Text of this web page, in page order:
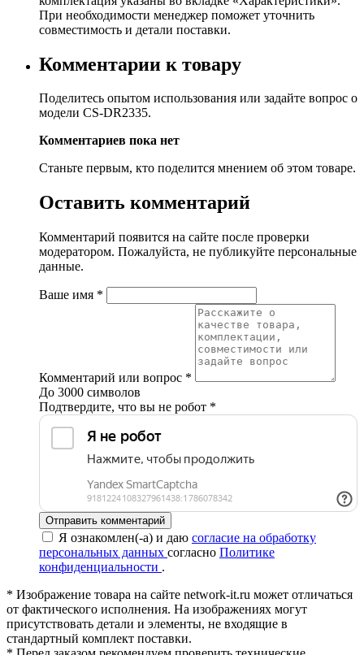
При необходимости менеджер поможет уточнить
совместимость и детали поставки.
Комментарии к товару
Поделитесь опытом использования или задайте вопрос о
модели CS-DR2335.
Комментариев пока нет
Станьте первым, кто поделится мнением об этом товаре.
Оставить комментарий
Комментарий появится на сайте после проверки
модератором. Пожалуйста, не публикуйте персональные
данные.
Ваше имя *
Комментарий или вопрос *
До 3000 символов
Подтвердите, что вы не робот *
Отправить комментарий
Я ознакомлен(-а) и даю согласие на обработку
персональных данных согласно Политике
конфиденциальности .
* Изображение товара на сайте network-it.ru может отличаться
от фактического исполнения. На изображениях могут
присутствовать детали и элементы, не входящие в
стандартный комплект поставки.